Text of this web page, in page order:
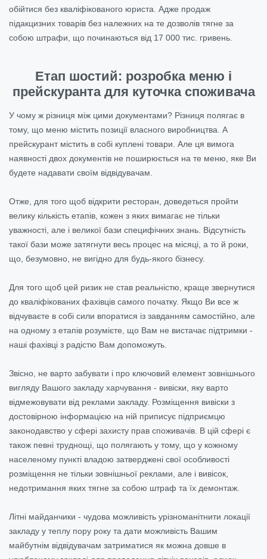
обійтися без кваліфікованого юриста. Адже продаж
підакцизних товарів без належних на те дозволів тягне за
собою штрафи, що починаються від 17 000 тис. гривень.
Етап шостий: розробка меню і
прейскуранта для куточка споживача
У чому ж різниця між цими документами? Різниця полягає в
тому, що меню містить позиції власного виробництва. А
прейскурант містить в собі куплені товари. Але ця вимога
наявності двох документів не поширюється на те меню, яке Ви
будете надавати своїм відвідувачам.
Отже, для того щоб відкрити ресторан, доведеться пройти
велику кількість етапів, кожен з яких вимагає не тільки
уважності, але і великої бази специфічних знань. Відсутність
такої бази може затягнути весь процес на місяці, а то й роки,
що, безумовно, не вигідно для будь-якого бізнесу.
Для того щоб цей ризик не став реальністю, краще звернутися
до кваліфікованих фахівців самого початку. Якщо Ви все ж
відчуваєте в собі сили впоратися із завданням самостійно, але
на одному з етапів розумієте, що Вам не вистачає підтримки -
наші фахівці з радістю Вам допоможуть.
Звісно, не варто забувати і про ключовий елемент зовнішнього
вигляду Вашого закладу харчування - вивіски, яку варто
відмежовувати від реклами закладу. Розміщення вивіски з
достовірною інформацією на ній приписує підприємцю
законодавство у сфері захисту прав споживачів. В цій сфері є
також певні труднощі, що полягають у тому, що у кожному
населеному пункті владою затверджені свої особливості
розміщення не тільки зовнішньої реклами, але і вивісок,
недотримання яких тягне за собою штраф та їх демонтаж.
Літні майданчики - чудова можливість урізноманітнити локації
закладу у теплу пору року та дати можливість Вашим
майбутнім відвідувачам затриматися як можна довше в